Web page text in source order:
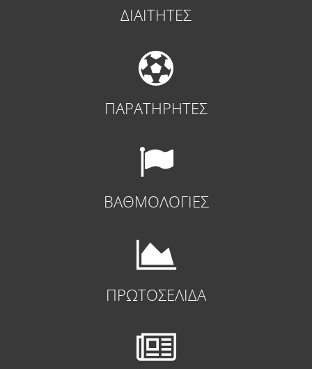
ΔΙΑΙΤΗΤΕΣ
ΠΑΡΑΤΗΡΗΤΕΣ
ΒΑΘΜΟΛΟΓΙΕΣ
ΠΡΩΤΟΣΕΛΙΔΑ